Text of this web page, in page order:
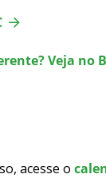
Veja no
acesse o